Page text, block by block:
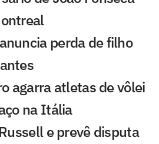
perda de filho
agarra atletas de vôlei
na Itália
e prevê disputa